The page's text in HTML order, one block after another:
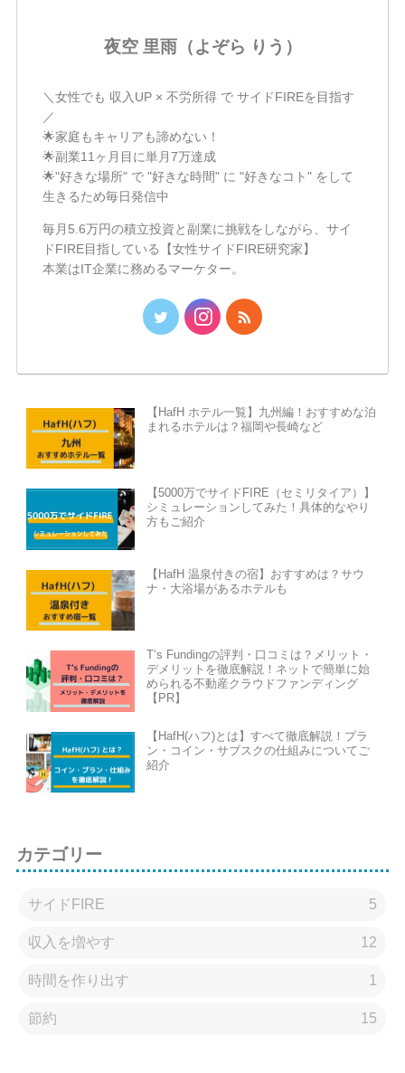
夜空 里雨（よぞら りう）
＼女性でも 収入UP × 不労所得 で サイドFIREを目指す
／
🌟家庭もキャリアも諦めない！
🌟副業11ヶ月目に単月7万達成
🌟"好きな場所" で "好きな時間" に "好きなコト" をして
生きるため毎日発信中
毎月5.6万円の積立投資と副業に挑戦をしながら、サイ
ドFIRE目指している【女性サイドFIRE研究家】
本業はIT企業に務めるマーケター。
【HafH ホテル一覧】九州編！おすすめな泊
まれるホテルは？福岡や長崎など
【5000万でサイドFIRE（セミリタイア）】
シミュレーションしてみた！具体的なやり
方もご紹介
【HafH 温泉付きの宿】おすすめは？サウ
ナ・大浴場があるホテルも
T‘s Fundingの評判・口コミは？メリット・
デメリットを徹底解説！ネットで簡単に始
められる不動産クラウドファンディング
【PR】
【HafH(ハフ)とは】すべて徹底解説！プラ
ン・コイン・サブスクの仕組みについてご
紹介
カテゴリー
サイドFIRE 5
収入を増やす 12
時間を作り出す 1
節約 15